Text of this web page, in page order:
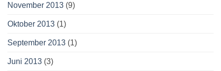
November 2013 (9)
Oktober 2013 (1)
September 2013 (1)
Juni 2013 (3)